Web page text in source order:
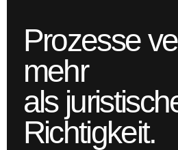
Prozesse
mehr
als
Richtigkeit.